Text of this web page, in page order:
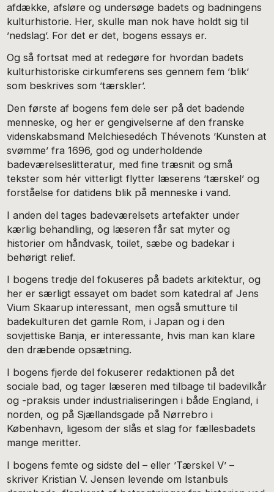
afdække, afsløre og undersøge badets og badningens
kulturhistorie. Her, skulle man nok have holdt sig til
’nedslag’. For det er det, bogens essays er.
Og så fortsat med at redegøre for hvordan badets
kulturhistoriske cirkumferens ses gennem fem ’blik’
som beskrives som ’tærskler’.
Den første af bogens fem dele ser på det badende
menneske, og her er gengivelserne af den franske
videnskabsmand Melchiesedéch Thévenots ’Kunsten at
svømme’ fra 1696, god og underholdende
badeværelseslitteratur, med fine træsnit og små
tekster som hér vitterligt flytter læserens ’tærskel’ og
forståelse for datidens blik på menneske i vand.
I anden del tages badeværelsets artefakter under
kærlig behandling, og læseren får sat myter og
historier om håndvask, toilet, sæbe og badekar i
behørigt relief.
I bogens tredje del fokuseres på badets arkitektur, og
her er særligt essayet om badet som katedral af Jens
Vium Skaarup interessant, men også smutture til
badekulturen det gamle Rom, i Japan og i den
sovjettiske Banja, er interessante, hvis man kan klare
den dræbende opsætning.
I bogens fjerde del fokuserer redaktionen på det
sociale bad, og tager læseren med tilbage til badevilkår
og -praksis under industrialiseringen i både England, i
norden, og på Sjællandsgade på Nørrebro i
København, ligesom der slås et slag for fællesbadets
mange meritter.
I bogens femte og sidste del – eller ’Tærskel V’ –
skriver Kristian V. Jensen levende om Istanbuls